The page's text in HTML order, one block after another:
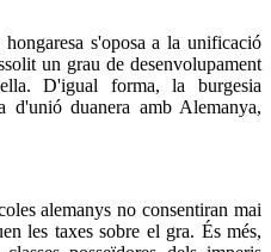
s'oposa a la unificació
un grau de desenvolupament
D'igual forma, la burgesia
d'unió duanera amb Alemanya,
alemanys no consentiran mai
les taxes sobre el gra. És més,